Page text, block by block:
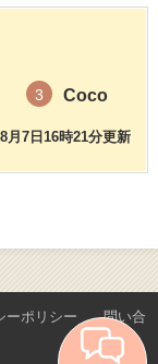
3 Coco
8月7日16時21分更新
ーポリシー
問い合